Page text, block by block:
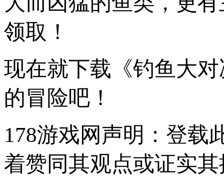
领取！
现在就下载《钓鱼大
的冒险吧！
178游戏网声明：登载
着赞同其观点或证实